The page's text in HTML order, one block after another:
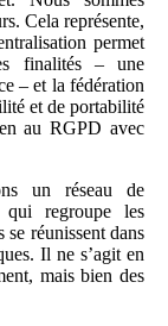
Cela représente,
permet
finalités – une
– et la fédération
et de portabilité
au RGPD avec
un réseau de
qui regroupe les
réunissent dans
Il ne s’agit en
mais bien des